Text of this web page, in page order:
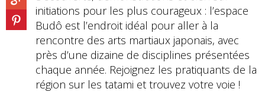
initiations pour les plus courageux : l’espace
Budô est l’endroit idéal pour aller à la
rencontre des arts martiaux japonais, avec
près d’une dizaine de disciplines présentées
chaque année. Rejoignez les pratiquants de la
région sur les tatami et trouvez votre voie !